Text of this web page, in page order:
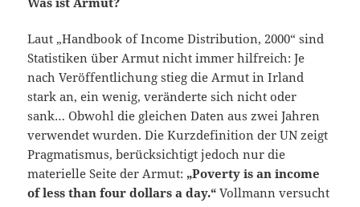
Laut „Handbook of Income Distribution, 2000“ sind
Statistiken über Armut nicht immer hilfreich: Je
nach Veröffentlichung stieg die Armut in Irland
stark an, ein wenig, veränderte sich nicht oder
sank… Obwohl die gleichen Daten aus zwei Jahren
verwendet wurden. Die Kurzdefinition der UN zeigt
Pragmatismus, berücksichtigt jedoch nur die
materielle Seite der Armut: „Poverty is an income
of less than four dollars a day.“Vollmann versucht